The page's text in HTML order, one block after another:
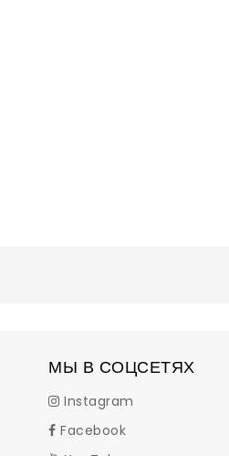
МЫ В СОЦСЕТЯХ
Instagram
Facebook